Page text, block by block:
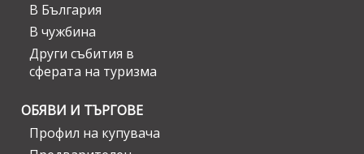
В България
В чужбина
Други събития в
сферата на туризма
ОБЯВИ И ТЪРГОВЕ
Профил на купувача